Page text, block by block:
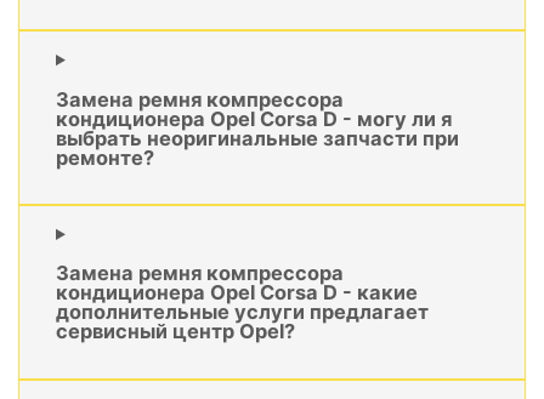
Замена ремня компрессора
кондиционера Opel Corsa D - могу ли я
выбрать неоригинальные запчасти при
ремонте?
Замена ремня компрессора
кондиционера Opel Corsa D - какие
дополнительные услуги предлагает
сервисный центр Opel?